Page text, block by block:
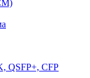
QSFP+, CFP